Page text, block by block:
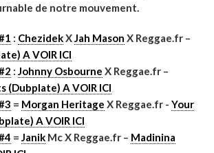
de notre mouvement.
: ChezidekX Jah Mason X Reggae.fr –
A VOIR ICI
: Johnny Osbourne X Reggae.fr –
(Dubplate) A VOIR ICI
= Morgan Heritage X Reggae.fr - Your
A VOIR ICI
= Janik Mc X Reggae.fr – Madinina